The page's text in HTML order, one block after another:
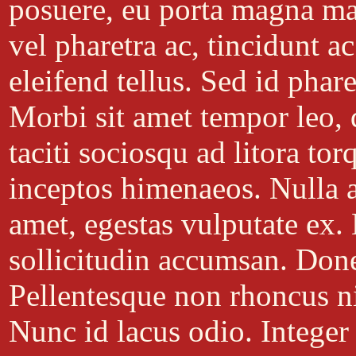
posuere, eu porta magna
vel pharetra ac, tincidunt
eleifend tellus. Sed id
Morbi sit amet tempor leo,
taciti sociosqu ad litora
inceptos himenaeos. Nulla
amet, egestas vulputate
sollicitudin accumsan.
Pellentesque non rhoncus
Nunc id lacus odio.